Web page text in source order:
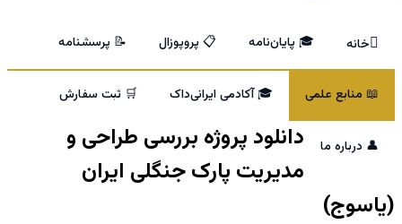
خانه 🎓 پایان‌نامه 📋 پروپوزال 📝 پرسشنامه
📖 منابع علمی 🎓 آکادمی ایرانی‌داک 🛒 ثبت سفارش
👤 درباره ما
دانلود پروژه بررسی طراحی و
مدیریت پارک جنگلی ایران
(یاسوج)